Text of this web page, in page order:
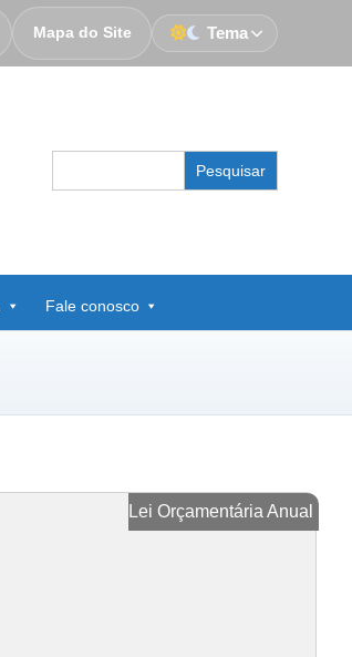
Mapa do Site Tema
for:
Fale conosco
Lei Orçamentária Anual